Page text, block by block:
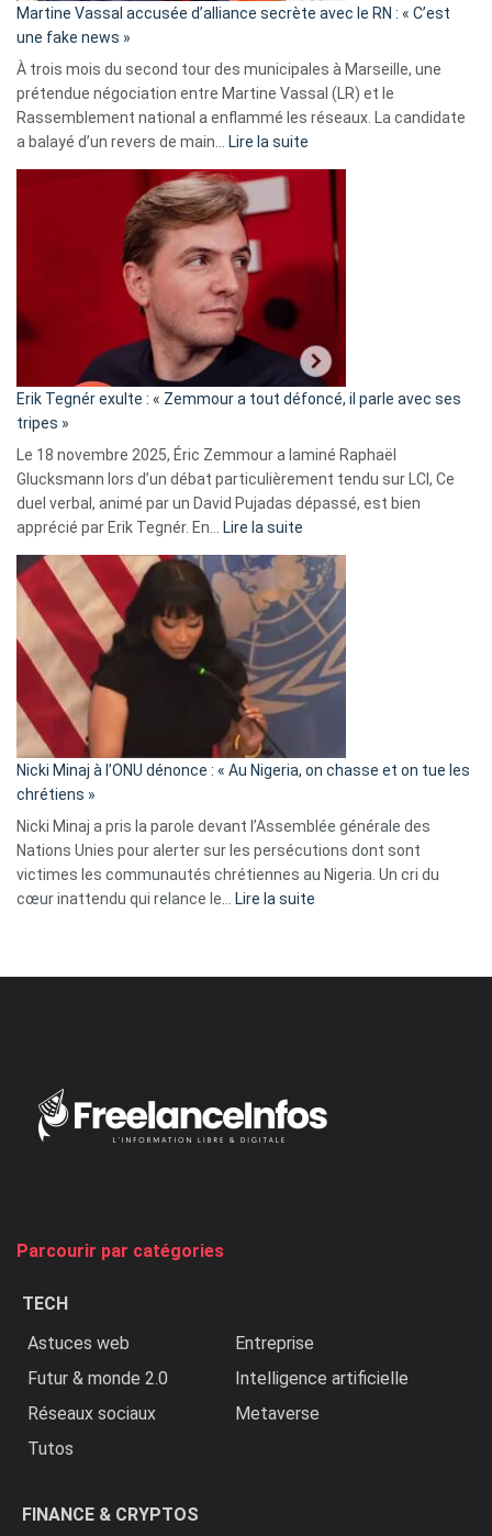
Algérie
Martine Vassal accusée d’alliance secrète avec le RN : « C’est
une fake news »
À trois mois du second tour des municipales à Marseille, une
prétendue négociation entre Martine Vassal (LR) et le
Rassemblement national a enflammé les réseaux. La candidate
a balayé d’un revers de main… Lire la suite
d’alliance
secrète
«
C’est
fake
news
»
Erik Tegnér exulte : « Zemmour a tout défoncé, il parle avec ses
tripes »
Le 18 novembre 2025, Éric Zemmour a laminé Raphaël
Glucksmann lors d’un débat particulièrement tendu sur LCI, Ce
duel verbal, animé par un David Pujadas dépassé, est bien
apprécié par Erik Tegnér. En… Lire la suite
Tegnér
exulte
« Zemmour
a
tout
parle
ses
tripes »
Nicki Minaj à l’ONU dénonce : « Au Nigeria, on chasse et on tue les
chrétiens »
Nicki Minaj a pris la parole devant l’Assemblée générale des
Nations Unies pour alerter sur les persécutions dont sont
victimes les communautés chrétiennes au Nigeria. Un cri du
cœur inattendu qui relance le… Lire la suite
Nigeria,
Parcourir par catégories
TECH
Astuces web
Entreprise
Futur & monde 2.0
Intelligence artificielle
Réseaux sociaux
Metaverse
Tutos
FINANCE & CRYPTOS